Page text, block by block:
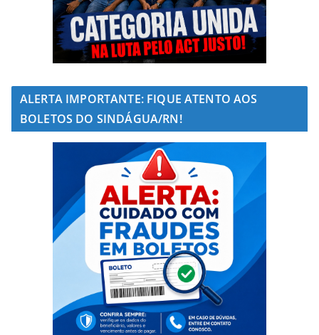
ALERTA IMPORTANTE: FIQUE ATENTO AOS
BOLETOS DO SINDÁGUA/RN!